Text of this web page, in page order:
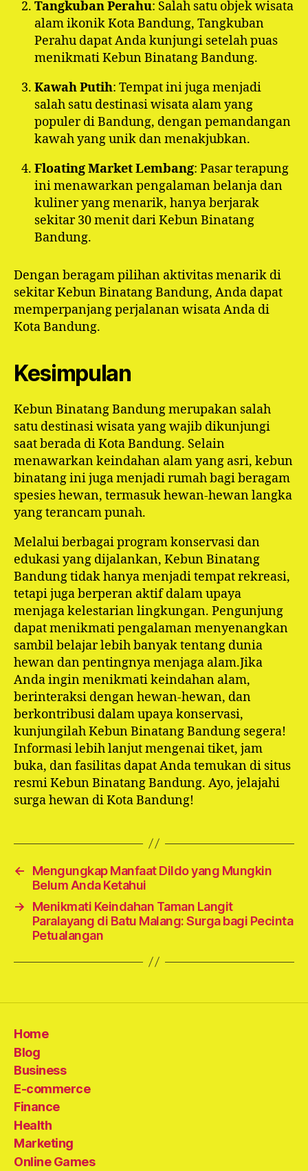
Tangkuban Perahu: Salah satu objek wisata
alam ikonik Kota Bandung, Tangkuban
Perahu dapat Anda kunjungi setelah puas
menikmati Kebun Binatang Bandung.
Kawah Putih: Tempat ini juga menjadi
salah satu destinasi wisata alam yang
populer di Bandung, dengan pemandangan
kawah yang unik dan menakjubkan.
Floating Market Lembang: Pasar terapung
ini menawarkan pengalaman belanja dan
kuliner yang menarik, hanya berjarak
sekitar 30 menit dari Kebun Binatang
Bandung.
Dengan beragam pilihan aktivitas menarik di
sekitar Kebun Binatang Bandung, Anda dapat
memperpanjang perjalanan wisata Anda di
Kota Bandung.
Kesimpulan
Kebun Binatang Bandung merupakan salah
satu destinasi wisata yang wajib dikunjungi
saat berada di Kota Bandung. Selain
menawarkan keindahan alam yang asri, kebun
binatang ini juga menjadi rumah bagi beragam
spesies hewan, termasuk hewan-hewan langka
yang terancam punah.
Melalui berbagai program konservasi dan
edukasi yang dijalankan, Kebun Binatang
Bandung tidak hanya menjadi tempat rekreasi,
tetapi juga berperan aktif dalam upaya
menjaga kelestarian lingkungan. Pengunjung
dapat menikmati pengalaman menyenangkan
sambil belajar lebih banyak tentang dunia
hewan dan pentingnya menjaga alam.Jika
Anda ingin menikmati keindahan alam,
berinteraksi dengan hewan-hewan, dan
berkontribusi dalam upaya konservasi,
kunjungilah Kebun Binatang Bandung segera!
Informasi lebih lanjut mengenai tiket, jam
buka, dan fasilitas dapat Anda temukan di situs
resmi Kebun Binatang Bandung. Ayo, jelajahi
surga hewan di Kota Bandung!
←
Mengungkap Manfaat Dildo yang Mungkin
Belum Anda Ketahui
→
Menikmati Keindahan Taman Langit
Paralayang di Batu Malang: Surga bagi Pecinta
Petualangan
Home
Blog
Business
E-commerce
Finance
Health
Marketing
Online Games